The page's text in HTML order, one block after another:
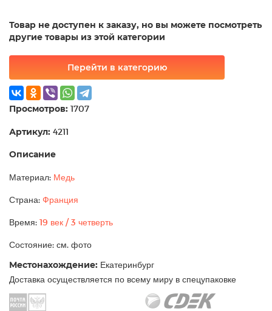
Товар не доступен к заказу, но вы можете посмотреть
другие товары из этой категории
Перейти в категорию
Просмотров: 1707
Артикул: 4211
Описание
Материал: Медь
Страна: Франция
Время: 19 век / 3 четверть
Состояние: см. фото
Местонахождение: Екатеринбург
Доставка осуществляется по всему миру в спецупаковке